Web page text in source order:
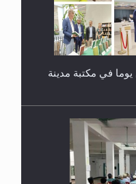
في مكتبة مدينة